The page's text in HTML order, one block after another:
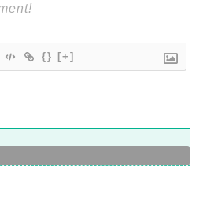
{} [+]